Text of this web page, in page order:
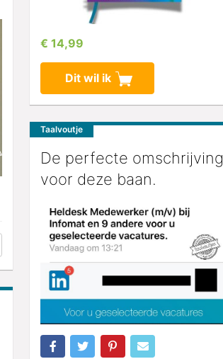
€ 14,99
Dit wil ik
Taalvoutje
De perfecte omschrijving
voor deze baan.